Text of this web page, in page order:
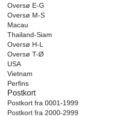
Oversø E-G
Oversø M-S
Macau
Thailand-Siam
Oversø H-L
Oversø T-Ø
USA
Vietnam
Perfins
Postkort
Postkort fra 0001-1999
Postkort fra 2000-2999